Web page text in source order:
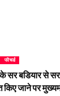
फीचर्ड
के सर बडियार से
जाने पर